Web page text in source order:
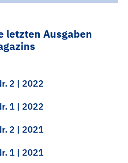
letzten Ausgaben
2 | 2022
1 | 2022
2 | 2021
1 | 2021